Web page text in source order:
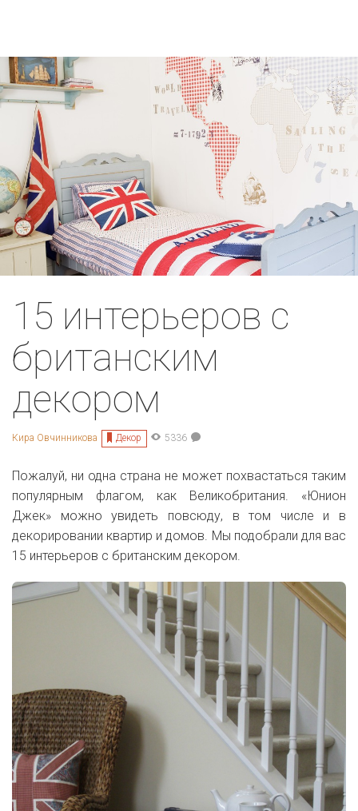
15 интерьеров с
британским
декором
Кира Овчинникова Декор 5336
Пожалуй, ни одна страна не может похвастаться таким
популярным флагом, как Великобритания. «Юнион
Джек» можно увидеть повсюду, в том числе и в
декорировании квартир и домов. Мы подобрали для вас
15 интерьеров с британским декором.